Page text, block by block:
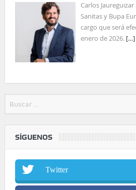
Carlos
Sanitas y Bupa
cargo que será
enero de 2026. […]
SÍGUENOS
Twitter